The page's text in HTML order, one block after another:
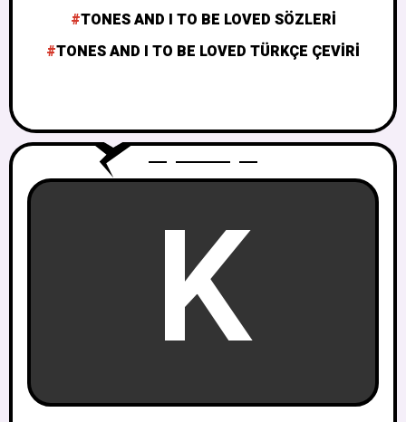
TONES AND I TO BE LOVED SÖZLERI
TONES AND I TO BE LOVED TÜRKÇE ÇEVIRI
K